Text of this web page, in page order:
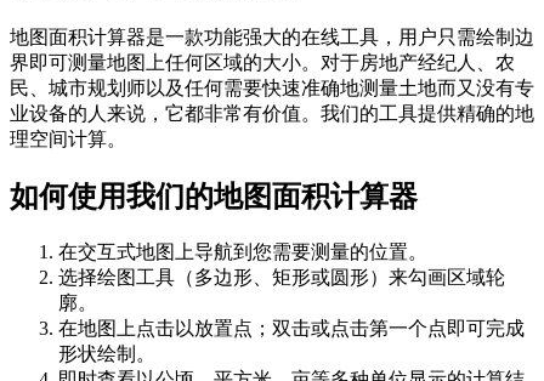
地图面积计算器是一款功能强大的在线工具，用户只需绘制边
界即可测量地图上任何区域的大小。对于房地产经纪人、农
民、城市规划师以及任何需要快速准确地测量土地而又没有专
业设备的人来说，它都非常有价值。我们的工具提供精确的地
理空间计算。
如何使用我们的地图面积计算器
在交互式地图上导航到您需要测量的位置。
选择绘图工具（多边形、矩形或圆形）来勾画区域轮
廓。
在地图上点击以放置点；双击或点击第一个点即可完成
形状绘制。